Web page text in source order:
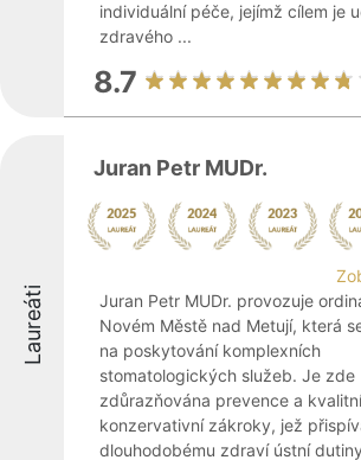
individuální péče, jejímž cílem je
zdravého ...
8.7
Laureáti
Juran Petr MUDr.
Juran Petr MUDr. provozuje
Novém Městě nad Metují, která
na poskytování komplexních
stomatologických služeb. Je zde
zdůrazňována prevence a kvalitní
konzervativní zákroky, jež
dlouhodobému zdraví ústní